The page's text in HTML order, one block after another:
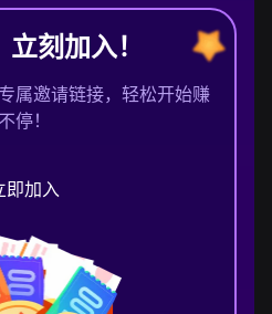
刻加入！
属邀请链接，轻松开始赚
不停！
即加入